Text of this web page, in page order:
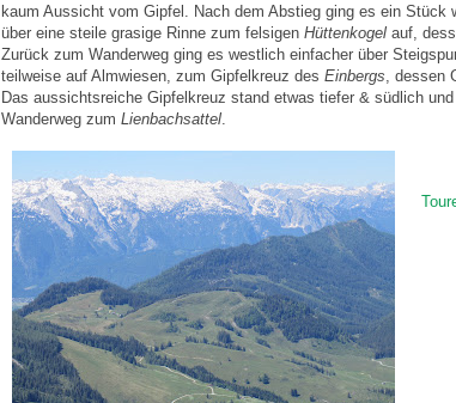
kaum Aussicht vom Gipfel. Nach dem Abstieg ging es ein Stück
über eine steile grasige Rinne zum felsigen Hüttenkogel auf,
Zurück zum Wanderweg ging es westlich einfacher über
teilweise auf Almwiesen, zum Gipfelkreuz des Einbergs , dessen
Das aussichtsreiche Gipfelkreuz stand etwas tiefer & südlich
Wanderweg zum Lienbachsattel